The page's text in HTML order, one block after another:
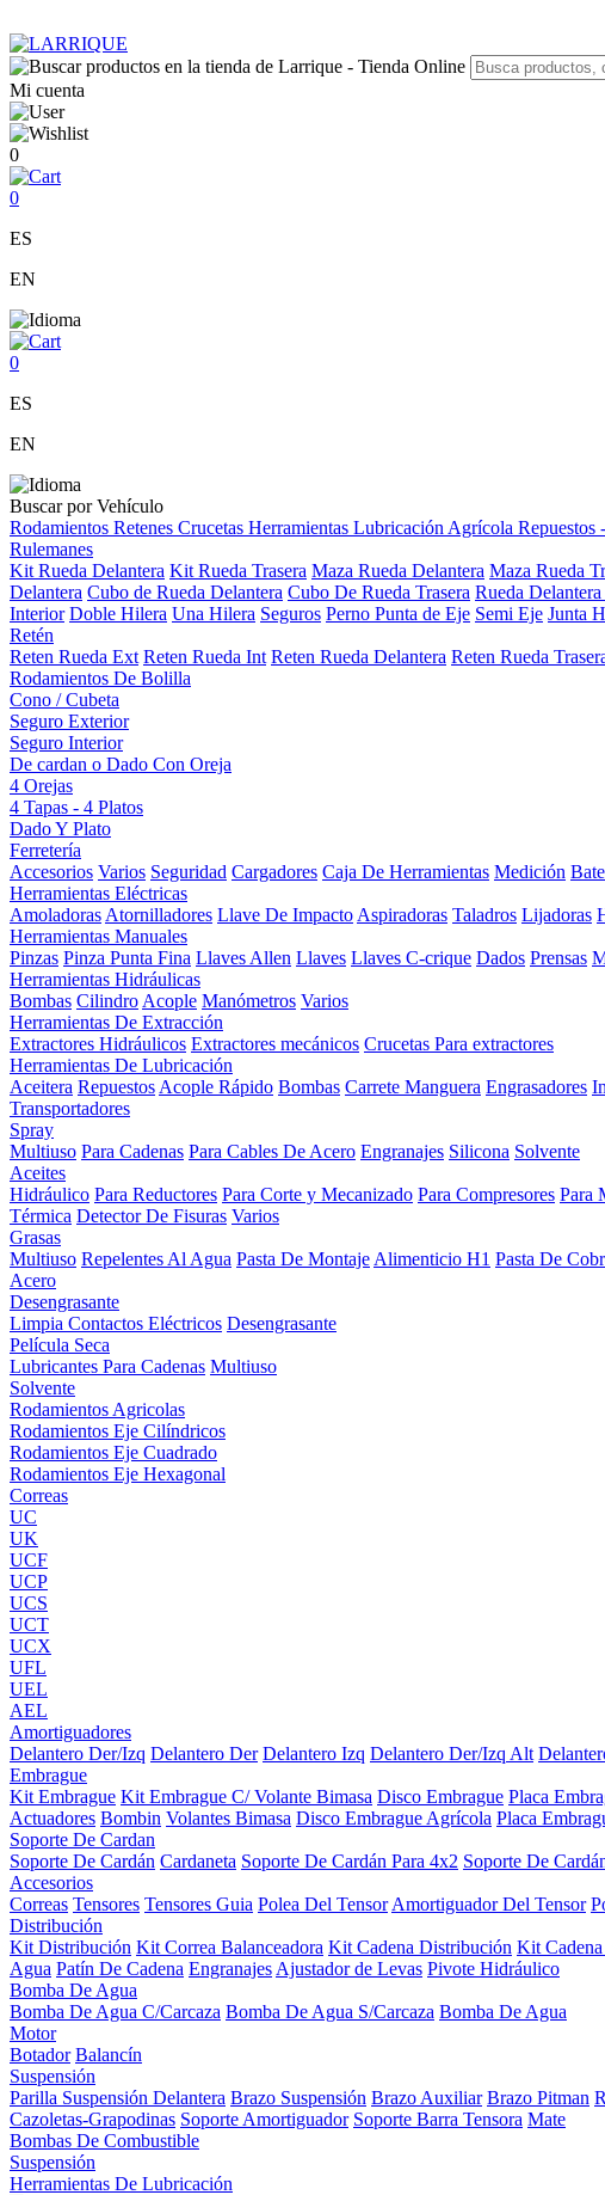
Mi cuenta
0
0
ES
EN
0
ES
EN
Buscar por Vehículo
Rodamientos Retenes Crucetas Herramientas Lubricación Agrícola Repuestos
Rulemanes
Kit Rueda Delantera Kit Rueda Trasera Maza Rueda Delantera Maza Rueda
Delantera Cubo de Rueda Delantera Cubo De Rueda Trasera Rueda
Interior Doble Hilera Una Hilera Seguros Perno Punta de Eje Semi Eje Junta
Retén
Reten Rueda Ext Reten Rueda Int Reten Rueda Delantera Reten Rueda
Rodamientos De Bolilla
Cono / Cubeta
Seguro Exterior
Seguro Interior
De cardan o Dado Con Oreja
4 Orejas
4 Tapas - 4 Platos
Dado Y Plato
Ferretería
Accesorios Varios Seguridad Cargadores Caja De Herramientas Medición
Herramientas Eléctricas
Amoladoras Atornilladores Llave De Impacto Aspiradoras Taladros Lijadoras
Herramientas Manuales
Pinzas Pinza Punta Fina Llaves Allen Llaves Llaves C-crique Dados Prensas
Herramientas Hidráulicas
Bombas Cilindro Acople Manómetros Varios
Herramientas De Extracción
Extractores Hidráulicos Extractores mecánicos Crucetas Para extractores
Herramientas De Lubricación
Aceitera Repuestos Acople Rápido Bombas Carrete Manguera Engrasadores
Transportadores
Spray
Multiuso Para Cadenas Para Cables De Acero Engranajes Silicona Solvente
Aceites
Hidráulico Para Reductores Para Corte y Mecanizado Para Compresores Para
Térmica Detector De Fisuras Varios
Grasas
Multiuso Repelentes Al Agua Pasta De Montaje Alimenticio H1 Pasta De
Acero
Desengrasante
Limpia Contactos Eléctricos Desengrasante
Película Seca
Lubricantes Para Cadenas Multiuso
Solvente
Rodamientos Agricolas
Rodamientos Eje Cilíndricos
Rodamientos Eje Cuadrado
Rodamientos Eje Hexagonal
Correas
UC
UK
UCF
UCP
UCS
UCT
UCX
UFL
UEL
AEL
Amortiguadores
Delantero Der/Izq Delantero Der Delantero Izq Delantero Der/Izq Alt
Embrague
Kit Embrague Kit Embrague C/ Volante Bimasa Disco Embrague Placa
Actuadores Bombin Volantes Bimasa Disco Embrague Agrícola Placa
Soporte De Cardan
Soporte De Cardán Cardaneta Soporte De Cardán Para 4x2 Soporte De
Accesorios
Correas Tensores Tensores Guia Polea Del Tensor Amortiguador Del Tensor
Distribución
Kit Distribución Kit Correa Balanceadora Kit Cadena Distribución Kit
Agua Patín De Cadena Engranajes Ajustador de Levas Pivote Hidráulico
Bomba De Agua
Bomba De Agua C/Carcaza Bomba De Agua S/Carcaza Bomba De Agua
Motor
Botador Balancín
Suspensión
Parilla Suspensión Delantera Brazo Suspensión Brazo Auxiliar Brazo Pitman
Cazoletas-Grapodinas Soporte Amortiguador Soporte Barra Tensora Mate
Bombas De Combustible
Suspensión
Herramientas De Lubricación